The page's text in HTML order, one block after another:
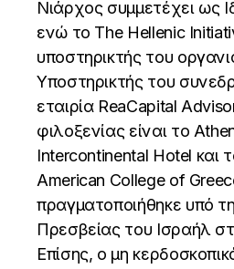
Νιάρχος συμμετέχει ως
ενώ το The Hellenic
υποστηρικτής του
Υποστηρικτής του
εταιρία ReaCapital
φιλοξενίας είναι το
Intercontinental Hotel και
American College of
πραγματοποιήθηκε υπό
Πρεσβείας του Ισραήλ
Επίσης, ο μη